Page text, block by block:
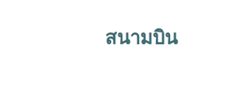
สนามบิน